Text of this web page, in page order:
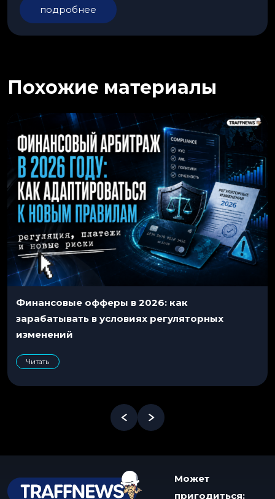
подробнее
Похожие материалы
Финансовые офферы в 2026: как
зарабатывать в условиях регуляторных
изменений
Читать
Может
пригодиться: